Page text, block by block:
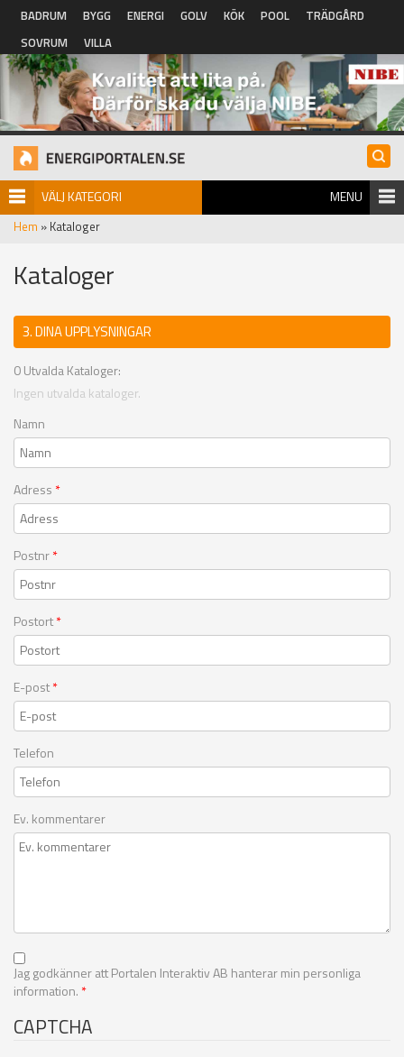
Hoppa till huvudinnehåll
BADRUM BYGG ENERGI GOLV KÖK POOL
TRÄDGÅRD
SOVRUM
VILLA
VÄLJ KATEGORI MENU
Hem » Kataloger
Kataloger
3. DINA UPPLYSNINGAR
0Utvalda Kataloger:
Ingen utvalda kataloger.
Namn
Adress *
Postnr*
Postort*
E-post*
Telefon
Ev. kommentarer
Jag godkänner att Portalen Interaktiv AB hanterar min personliga
information. *
CAPTCHA